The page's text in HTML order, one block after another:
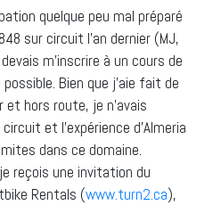
quelque peu mal préparé
sur circuit l’an dernier (MJ,
m’inscrire à un cours de
Bien que j’aie fait de
hors route, je n’avais
et l’expérience d’Almeria
dans ce domaine.
reçois une invitation du
Rentals (www.turn2.ca),